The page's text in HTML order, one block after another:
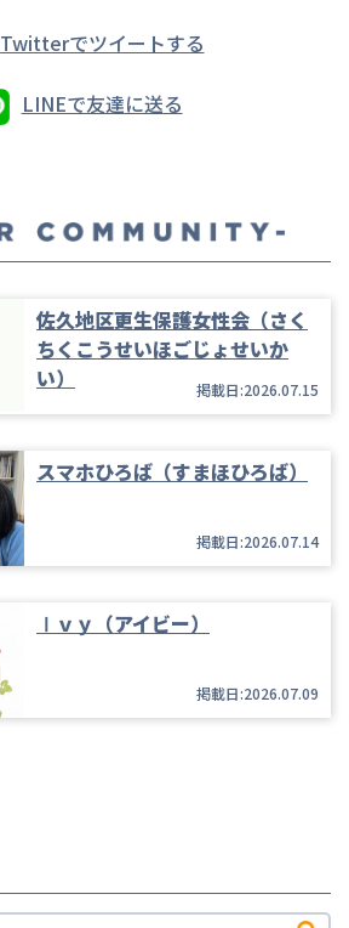
Twitterでツイートする
LINEで友達に送る
佐久地区更生保護女性会（さく
ちくこうせいほごじょせいか
い）
掲載日:2026.07.15
スマホひろば（すまほひろば）
掲載日:2026.07.14
Ⅰｖｙ（アイビー）
掲載日:2026.07.09